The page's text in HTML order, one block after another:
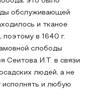
обслуживающей
и тканое
в 1640 г.
слободы
Сеитова И.Т. в связи
людей, а не
исполнять и любую